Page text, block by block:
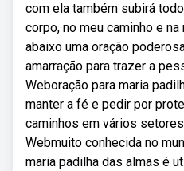
com ela também subirá
corpo, no meu caminho e
abaixo uma oração
amarração para trazer a
Weboração para maria
manter a fé e pedir por
caminhos em vários
Webmuito conhecida no
maria padilha das almas é